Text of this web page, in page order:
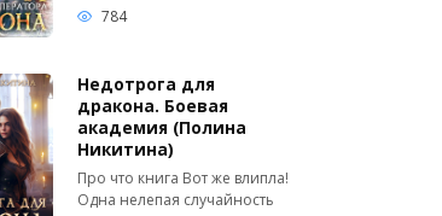
784
Недотрога для
дракона. Боевая
академия (Полина
Никитина)
Про что книга Вот же влипла!
Одна нелепая случайность